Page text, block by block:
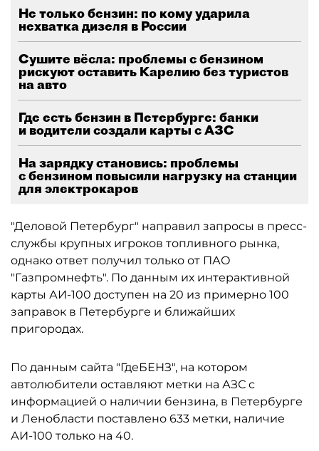
Не только бензин: по кому ударила
нехватка дизеля в России
Сушите вёсла: проблемы с бензином
рискуют оставить Карелию без туристов
на авто
Где есть бензин в Петербурге: банки
и водители создали карты с АЗС
На зарядку становись: проблемы
с бензином повысили нагрузку на станции
для электрокаров
"Деловой Петербург" направил запросы в пресс-
службы крупных игроков топливного рынка,
однако ответ получил только от ПАО
"Газпромнефть". По данным их интерактивной
карты АИ-100 доступен на 20 из примерно 100
заправок в Петербурге и ближайших
пригородах.
По данным сайта "ГдеБЕНЗ", на котором
автолюбители оставляют метки на АЗС с
информацией о наличии бензина, в Петербурге
и Ленобласти поставлено 633 метки, наличие
АИ-100 только на 40.